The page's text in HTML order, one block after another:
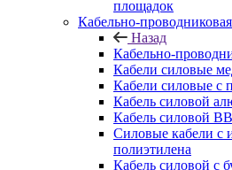
площадок
Кабельно-
Назад
Кабельно-
Кабели силовые
Кабели силовые с
Кабель силовой
Кабель силовой
Силовые кабели с
полиэтилена
Кабель силовой с